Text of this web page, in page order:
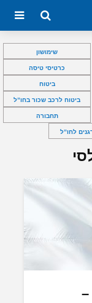
שימושון
כרטיסי טיסה
ביטוח
ביטוח לרכב שכור בחו”ל
תחבורה
לחו”ל
–